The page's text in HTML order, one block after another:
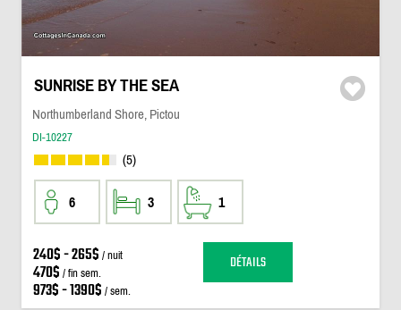
SUNRISE BY THE SEA
Northumberland Shore, Pictou
DI-10227
(5)
6 3 1
240$ - 265$ / nuit
470$ / fin sem.
973$ - 1390$ / sem.
DÉTAILS